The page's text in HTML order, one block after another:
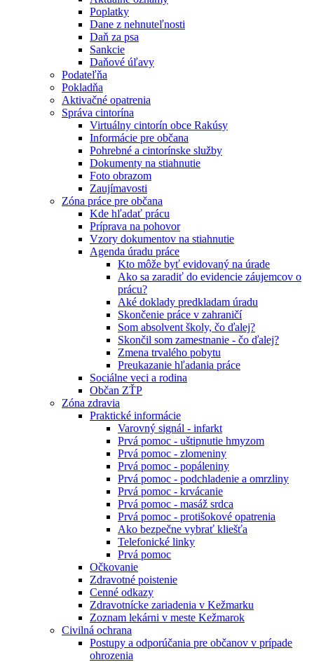
Poplatky
Dane z nehnuteľnosti
Daň za psa
Sankcie
Daňové úľavy
Podateľňa
Pokladňa
Aktivačné opatrenia
Správa cintorína
Virtuálny cintorín obce Rakúsy
Informácie pre občana
Pohrebné a cintorínske služby
Dokumenty na stiahnutie
Foto obrazom
Zaujímavosti
Zóna práce pre občana
Kde hľadať prácu
Príprava na pohovor
Vzory dokumentov na stiahnutie
Agenda úradu práce
Kto môže byť evidovaný na úrade
Ako sa zaradiť do evidencie záujemcov o
prácu?
Aké doklady predkladam úradu
Skončenie práce v zahraničí
Som absolvent školy, čo ďalej?
Skončil som zamestnanie - čo ďalej?
Zmena trvalého pobytu
Preukazanie hľadania práce
Sociálne veci a rodina
Občan ZŤP
Zóna zdravia
Praktické informácie
Varovný signál - infarkt
Prvá pomoc - uštipnutie hmyzom
Prvá pomoc - zlomeniny
Prvá pomoc - popáleniny
Prvá pomoc - podchladenie a omrzliny
Prvá pomoc - krvácanie
Prvá pomoc - masáž srdca
Prvá pomoc - protišokové opatrenia
Ako bezpečne vybrať kliešťa
Telefonické linky
Prvá pomoc
Očkovanie
Zdravotné poistenie
Cenné odkazy
Zdravotnícke zariadenia v Kežmarku
Zoznam lekárni v meste Kežmarok
Civilná ochrana
Postupy a odporúčania pre občanov v prípade
ohrozenia